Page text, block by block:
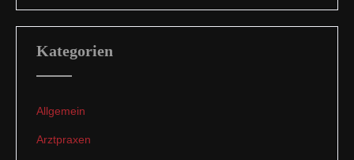
Kategorien
Allgemein
Arztpraxen